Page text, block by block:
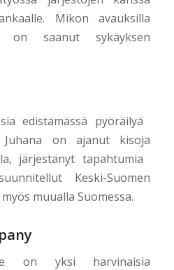
Mikon avauksilla
on saanut sykäyksen
​edistämässä​ ​pyöräilyä​
​Juhana​ ​on​ ​ajanut​ ​kisoja
​järjestänyt​ ​tapahtumia​
​Keski-Suomen
​muualla​ ​Suomessa.
on yksi harvinaisia